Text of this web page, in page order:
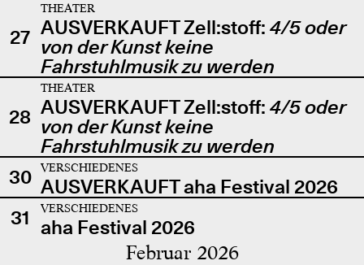
27
THEATER
AUSVERKAUFT Zell:stoff: 4/5 oder
von der Kunst keine
Fahrstuhlmusik zu werden
28
THEATER
AUSVERKAUFT Zell:stoff: 4/5 oder
von der Kunst keine
Fahrstuhlmusik zu werden
30
VERSCHIEDENES
AUSVERKAUFT aha Festival 2026
31
VERSCHIEDENES
aha Festival 2026
Februar 2026